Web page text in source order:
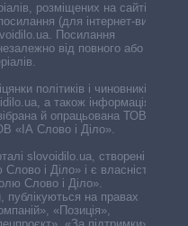
розміщених на сайті,
(для інтернет-видань
Посилання
від повного або
політиків і чиновників,
а також інформація про
й опрацьована ТОВ «ІА
«ІА Слово і Діло».
slovoidilo.ua, створені ГО
і Діло» і є власністю
Слово і Діло».
публікуються на правах
«Позиція»,